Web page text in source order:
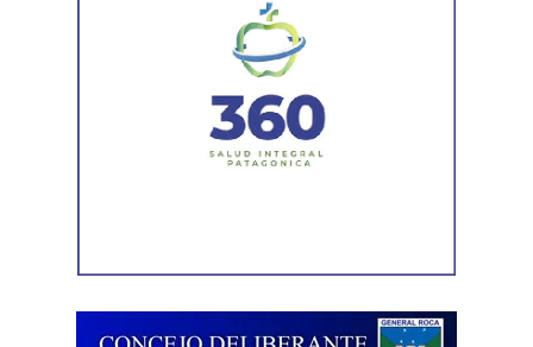
niño. Además, observó que la propia auditoría reconocía
que el cambio de talle todavía estaba pendiente.
La sentencia también valoró que la madre había
informado una mejoría en el cuadro de dermatitis de su
hijo luego del cambio de marca y remarcó que esa
El STJ descartó que la sentencia implicara una